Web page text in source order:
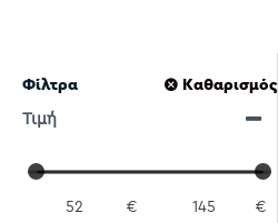
Φίλτρα Καθαρισμός
Τιμή
€ €